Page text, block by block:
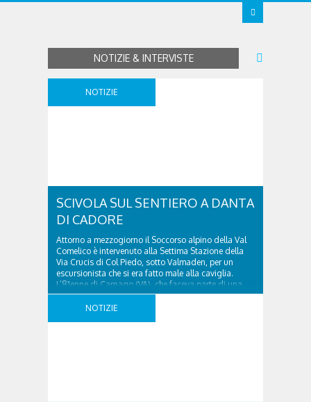
NOTIZIE & INTERVISTE
NOTIZIE
SCIVOLA SUL SENTIERO A DANTA
DI CADORE
Attorno a mezzogiorno il Soccorso alpino della Val
Comelico è intervenuto alla Settima Stazione della
Via Crucis di Col Piedo, sotto Valmaden, per un
escursionista che si era fatto male alla caviglia.
L’81enne di Carnago (VA), che faceva parte di una
comitiva e aveva riportato un trauma alla caviglia, è
stato accompagnato sulla strada e ..
NOTIZIE